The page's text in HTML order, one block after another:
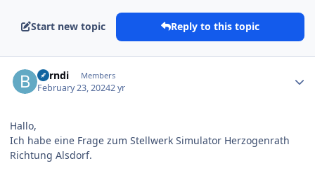
Start new topic Reply to this topic
Berndi Members
February 23, 20242 yr
Hallo,
Ich habe eine Frage zum Stellwerk Simulator Herzogenrath
Richtung Alsdorf.